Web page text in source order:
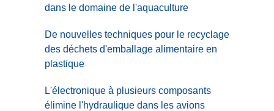
dans le domaine de l'aquaculture
De nouvelles techniques pour le recyclage
des déchets d'emballage alimentaire en
plastique
L'électronique à plusieurs composants
élimine l'hydraulique dans les avions